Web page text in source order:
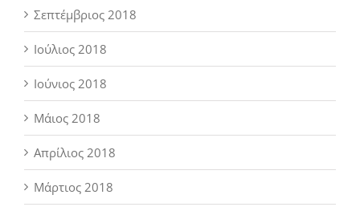
Σεπτέμβριος 2018
Ιούλιος 2018
Ιούνιος 2018
Μάιος 2018
Απρίλιος 2018
Μάρτιος 2018